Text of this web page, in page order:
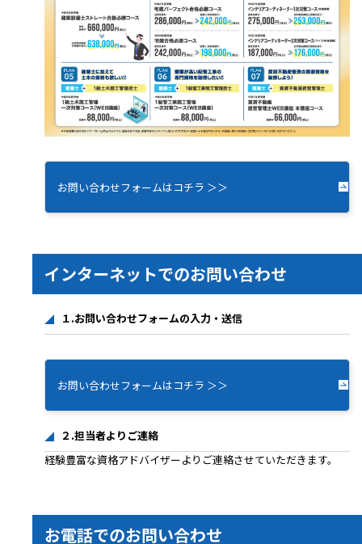
お問い合わせフォームはコチラ ＞＞
インターネットでのお問い合わせ
１.お問い合わせフォームの入力・送信
お問い合わせフォームはコチラ ＞＞
２.担当者よりご連絡
経験豊富な資格アドバイザーよりご連絡させていただきます。
お電話でのお問い合わせ